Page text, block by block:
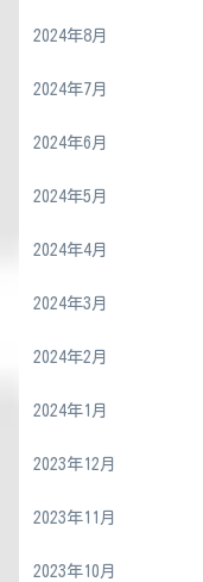
2024年8月
2024年7月
2024年6月
2024年5月
2024年4月
2024年3月
2024年2月
2024年1月
2023年12月
2023年11月
2023年10月